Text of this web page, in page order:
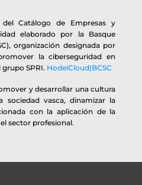
Catálogo de Empresas y
elaborado por la Basque
organización designada por
la ciberseguridad en
SPRI. HodeiCloud|BCSC
y desarrollar una cultura
sociedad vasca, dinamizar la
con la aplicación de la
sector profesional.